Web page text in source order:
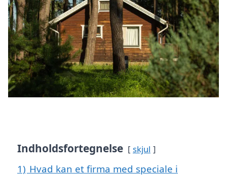
Indholdsfortegnelse skjul
1) Hvad kan et firma med speciale i